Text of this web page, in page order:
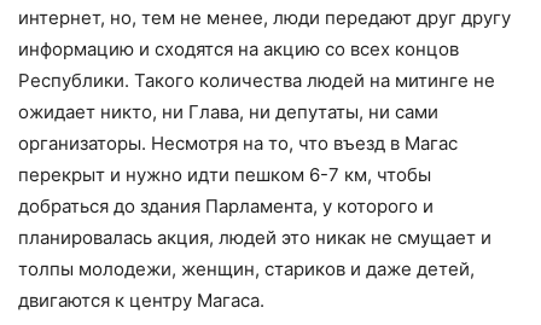
интернет, но, тем не менее, люди передают друг другу
информацию и сходятся на акцию со всех концов
Республики. Такого количества людей на митинге не
ожидает никто, ни Глава, ни депутаты, ни сами
организаторы. Несмотря на то, что въезд в Магас
перекрыт и нужно идти пешком 6-7 км, чтобы
добраться до здания Парламента, у которого и
планировалась акция, людей это никак не смущает и
толпы молодежи, женщин, стариков и даже детей,
двигаются к центру Магаса.